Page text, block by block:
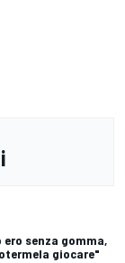
ero senza gomma,
giocare"